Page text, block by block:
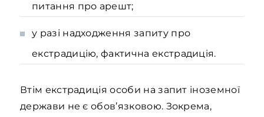
питання про арешт;
у разі надходження запиту про
екстрадицію, фактична екстрадиція.
Втім екстрадиція особи на запит іноземної
держави не є обов’язковою. Зокрема,